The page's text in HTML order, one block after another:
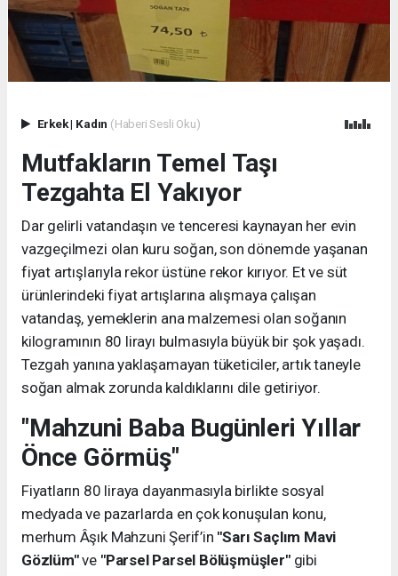
Erkek| Kadın (Haberi Sesli Oku)
Mutfakların Temel Taşı
Tezgahta El Yakıyor
Dar gelirli vatandaşın ve tenceresi kaynayan her evin
vazgeçilmezi olan kuru soğan, son dönemde yaşanan
fiyat artışlarıyla rekor üstüne rekor kırıyor. Et ve süt
ürünlerindeki fiyat artışlarına alışmaya çalışan
vatandaş, yemeklerin ana malzemesi olan soğanın
kilogramının 80 lirayı bulmasıyla büyük bir şok yaşadı.
Tezgah yanına yaklaşamayan tüketiciler, artık taneyle
soğan almak zorunda kaldıklarını dile getiriyor.
"Mahzuni Baba Bugünleri Yıllar
Önce Görmüş"
Fiyatların 80 liraya dayanmasıyla birlikte sosyal
medyada ve pazarlarda en çok konuşulan konu,
merhum Âşık Mahzuni Şerif’in "Sarı Saçlım Mavi
Gözlüm"ve "Parsel Parsel Bölüşmüşler"gibi